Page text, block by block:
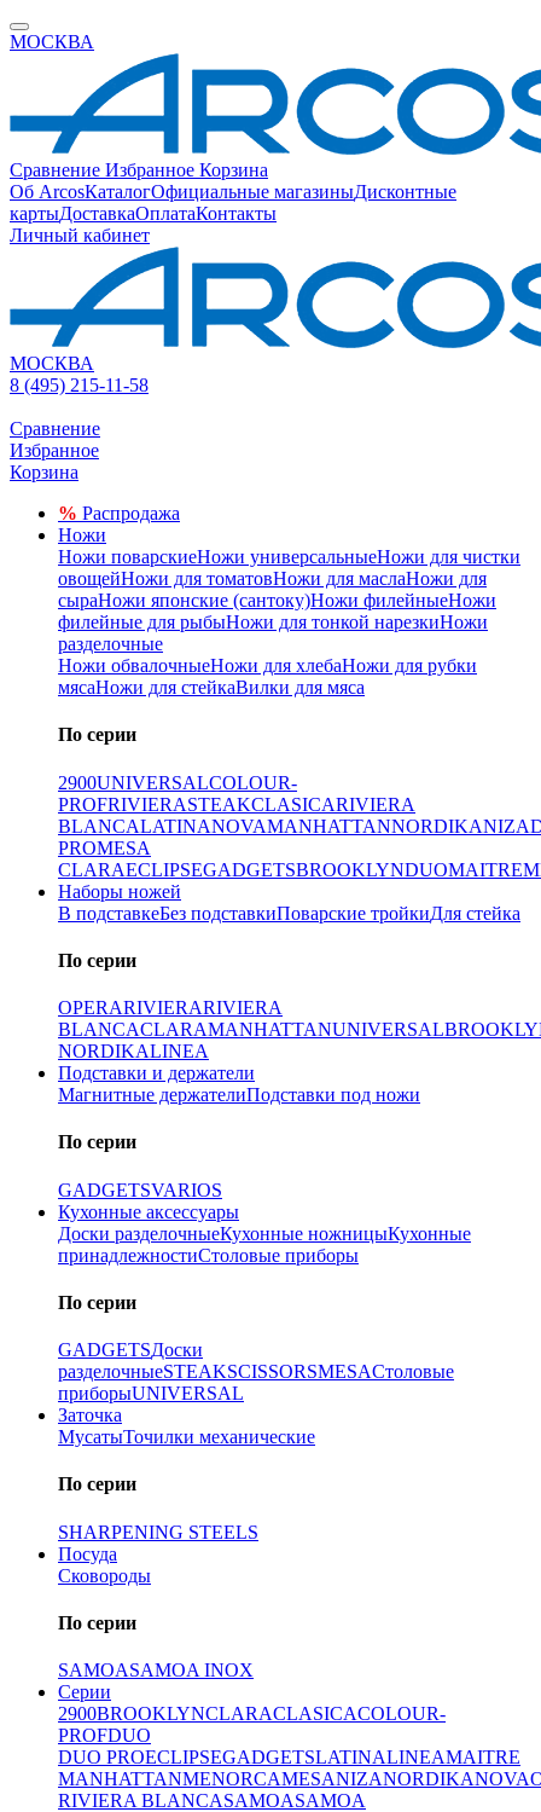
МОСКВА
Сравнение Избранное Корзина
Об ArcosКаталогОфициальные магазиныДисконтные
картыДоставкаОплатаКонтакты
Личный кабинет
МОСКВА
8 (495) 215-11-58
Сравнение
Избранное
Корзина
% Распродажа
Ножи
Ножи поварскиеНожи универсальныеНожи для чистки
овощейНожи для томатовНожи для маслаНожи для
сыраНожи японские (сантоку)Ножи филейныеНожи
филейные для рыбыНожи для тонкой нарезкиНожи
разделочные
Ножи обвалочныеНожи для хлебаНожи для рубки
мясаНожи для стейкаВилки для мяса
По серии
2900UNIVERSALCOLOUR-
PROFRIVIERASTEAKCLASICARIVIERA
BLANCALATINANOVAMANHATTANNORDIKANIZA
PROMESA
CLARAECLIPSEGADGETSBROOKLYNDUOMAITRE
Наборы ножей
В подставкеБез подставкиПоварские тройкиДля стейка
По серии
OPERARIVIERARIVIERA
BLANCACLARAMANHATTANUNIVERSAL
NORDIKALINEA
Подставки и держатели
Магнитные держателиПодставки под ножи
По серии
GADGETSVARIOS
Кухонные аксессуары
Доски разделочныеКухонные ножницыКухонные
принадлежностиСтоловые приборы
По серии
GADGETSДоски
разделочныеSTEAKSCISSORSMESAСтоловые
приборыUNIVERSAL
Заточка
МусатыТочилки механические
По серии
SHARPENING STEELS
Посуда
Сковороды
По серии
SAMOASAMOA INOX
Серии
2900BROOKLYNCLARACLASICACOLOUR-
PROFDUO
DUO PROECLIPSEGADGETSLATINALINEAMAITRE
MANHATTANMENORCAMESANIZANORDIKANOVA
RIVIERA BLANCASAMOASAMOA